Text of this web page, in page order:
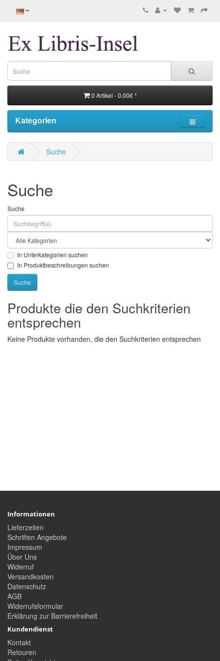
0 Artikel - 0,00€ *
Kategorien
Suche
Suche
Suche
In Unterkategorien suchen
In Produktbeschreibungen suchen
Produkte die den Suchkriterien
entsprechen
Keine Produkte vorhanden, die den Suchkriterien entsprechen
Informationen
Lieferzeiten
Schriften Angebote
Impressum
Über Uns
Widerruf
Versandkosten
Datenschutz
AGB
Widerrufsformular
Erklärung zur Barrierefreiheit
Kundendienst
Kontakt
Retouren